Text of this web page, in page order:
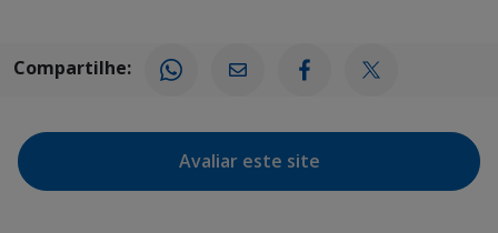
Compartilhe:
Avaliar este site